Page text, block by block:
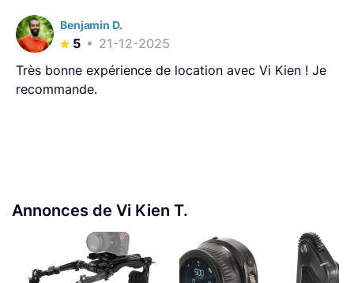
Benjamin D.
5
21-12-2025
Très bonne expérience de location avec Vi Kien ! Je
recommande.
Annonces de Vi Kien T.